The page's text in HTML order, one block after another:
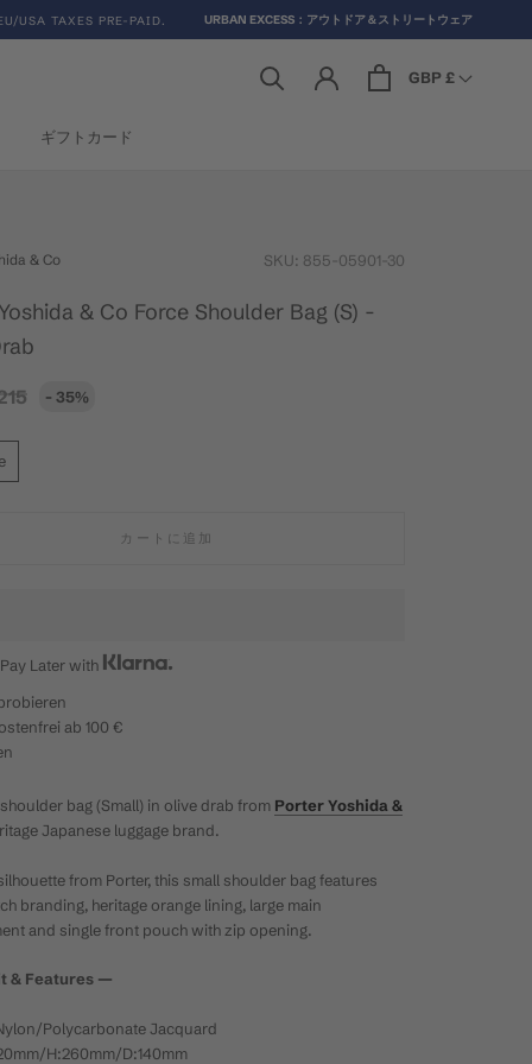
USA TAXES PRE-PAID. URBAN EXCESS：アウトドア＆ストリートウェア
ギフトカード
GBP £
& Co SKU: 855-05901-30
& Co Force Shoulder Bag (S) -
- 35%
カートに追加
Later with
ab 100 €
bag (Small) in olive drab from Porter Yoshida &
Japanese luggage brand.
from Porter, this small shoulder bag features
branding, heritage orange lining, large main
and single front pouch with zip opening.
& Features —
Polycarbonate Jacquard
H:260mm/D:140mm